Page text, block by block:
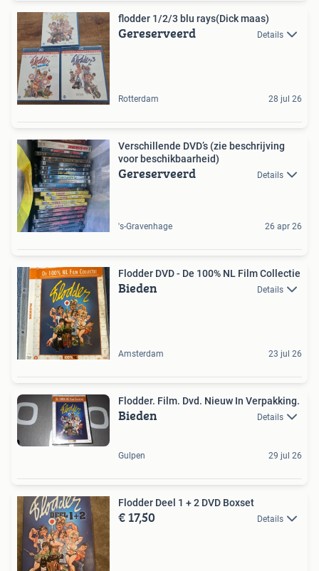
flodder 1/2/3 blu rays(Dick maas)
Gereserveerd Details
Rotterdam 28 jul 26
Verschillende DVD’s (zie beschrijving
voor beschikbaarheid)
Gereserveerd Details
's-Gravenhage 26 apr 26
Flodder DVD - De 100% NL Film Collectie
Bieden Details
Amsterdam 23 jul 26
Flodder. Film. Dvd. Nieuw In Verpakking.
Bieden Details
Gulpen 29 jul 26
Flodder Deel 1 + 2 DVD Boxset
€ 17,50 Details